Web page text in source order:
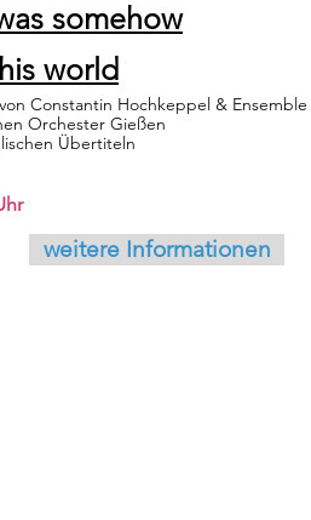
somehow
world
Constantin Hochkeppel & Ensemble
Orchester Gießen
Übertiteln
weitere Informationen